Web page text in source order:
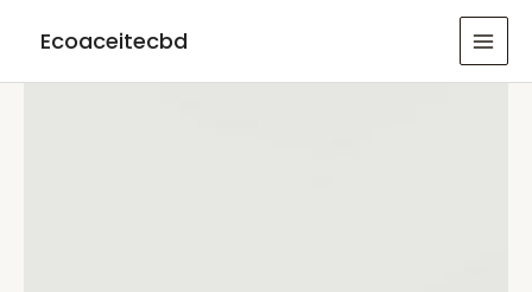
Ecoaceitecbd